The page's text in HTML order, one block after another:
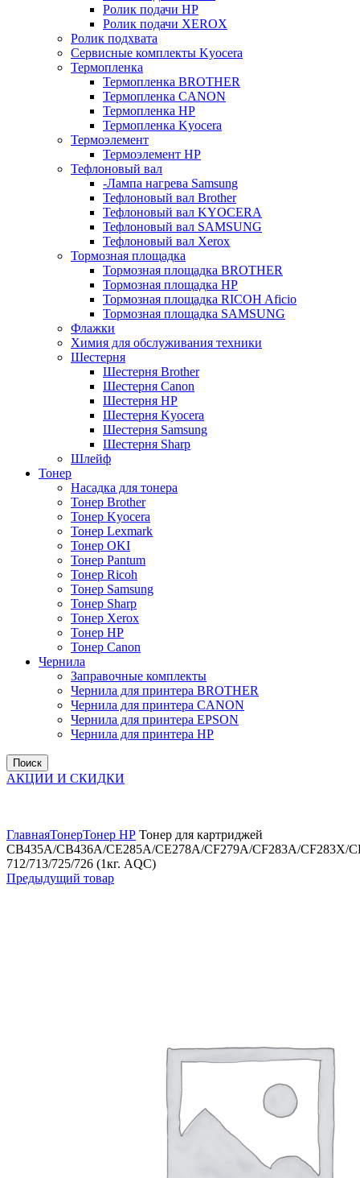
Ролик подачи HP
Ролик подачи XEROX
Ролик подхвата
Сервисные комплекты Kyocera
Термопленка
Термопленка BROTHER
Термопленка CANON
Термопленка HP
Термопленка Kyocera
Термоэлемент
Термоэлемент НР
Тефлоновый вал
-Лампа нагрева Samsung
Тефлоновый вал Brother
Тефлоновый вал KYOCERA
Тефлоновый вал SAMSUNG
Тефлоновый вал Xerox
Тормозная площадка
Тормозная площадка BROTHER
Тормозная площадка HP
Тормозная площадка RICOH Aficio
Тормозная площадка SAMSUNG
Флажки
Химия для обслуживания техники
Шестерня
Шестерня Brother
Шестерня Canon
Шестерня HP
Шестерня Kyocera
Шестерня Samsung
Шестерня Sharp
Шлейф
Тонер
Насадка для тонера
Тонер Brother
Тонер Kyocera
Тонер Lexmark
Тонер OKI
Тонер Pantum
Тонер Ricoh
Тонер Samsung
Тонер Sharp
Тонер Xerox
Тонер НР
Тонер Саnon
Чернила
Заправочные комплекты
Чернила для принтера BROTHER
Чернила для принтера CANON
Чернила для принтера EPSON
Чернила для принтера HP
Поиск
АКЦИИ И СКИДКИ
ГлавнаяТонерТонер НР Тонер для картриджей
CB435A/CB436A/CE285A/CE278A/CF279A/CF283A/CF283X/
712/713/725/726 (1кг. AQC)
Предыдущий товар